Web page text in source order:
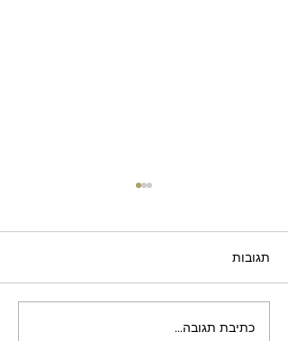
חלון בלגי הזזה — מחיר
תגובות
כתיבת תגובה...